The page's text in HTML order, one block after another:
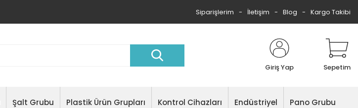
Siparişlerim İletişim Blog Kargo Takibi
Giriş Yap Sepetim
Şalt Grubu Plastik Ürün Grupları Kontrol Cihazları Endüstriyel Pano Grubu